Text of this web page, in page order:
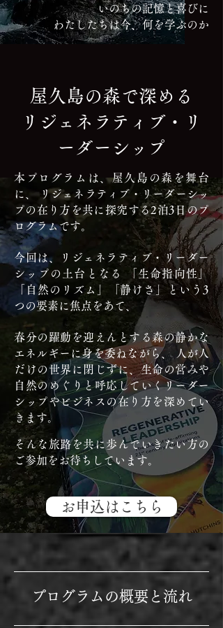
いのちの記憶と喜びに
わたしたちは今、何を学ぶのか
屋久島の森で深める
リジェネラティブ・リ
ーダーシップ
本プログラムは、屋久島の森を舞台
に、 リジェネラティブ・リーダーシッ
プの在り方を共に探究する2泊3日のプ
ログラムです。
今回は、リジェネラティブ・リーダー
シップの土台となる 「生命指向性」
「自然のリズム」「静けさ」という3
つの要素に焦点をあて、
春分の躍動を迎えんとする森の静かな
エネルギーに身を委ねながら、 人が人
だけの世界に閉じずに、生命の営みや
自然のめぐりと呼応していくリーダー
シップやビジネスの在り方を深めてい
きます。
そんな旅路を共に歩んでいきたい方の
ご参加をお待ちしています。
お申込はこちら
プログラムの概要と流れ